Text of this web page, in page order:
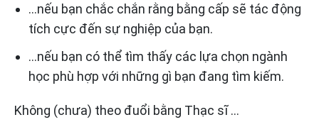
…nếu bạn chắc chắn rằng bằng cấp sẽ tác động
tích cực đến sự nghiệp của bạn.
…nếu bạn có thể tìm thấy các lựa chọn ngành
học phù hợp với những gì bạn đang tìm kiếm.
Không (chưa) theo đuổi bằng Thạc sĩ …